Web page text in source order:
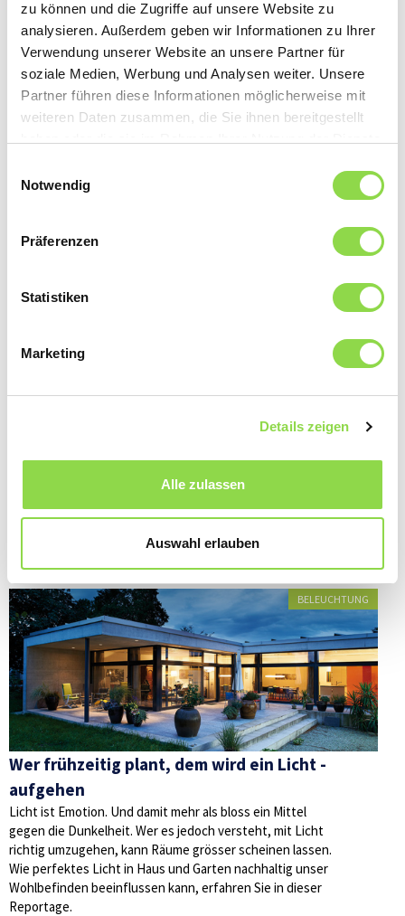
zu können und die Zugriffe auf unsere Website zu
analysieren. Außerdem geben wir Informationen zu Ihrer
Verwendung unserer Website an unsere Partner für
soziale Medien, Werbung und Analysen weiter. Unsere
Partner führen diese Informationen möglicherweise mit
weiteren Daten zusammen, die Sie ihnen bereitgestellt
Notwendig
Präferenzen
Statistiken
Marketing
Details zeigen
Alle zulassen
Auswahl erlauben
6. Bewegungsmelder im Flur
Schon mal nachts den Schalter im Flur gesucht, oder auf
der dunklen Kellertreppe gestolpert?
Bewegungsmelder in Kombination mit Flurlicht beugen
Unfällen vor.
BELEUCHTUNG
«Es ist besser, ein Licht zu entzünden, als auf die
Dunkelheit zu schimpfen». Das wusste bereits Konfuzius
vor Hunderten von Jahren. Und auch wenn sein Bezug
damals ein anderer war, so passt diese Aussage auch auf
das Thema Sicherheitsbeleuchtung.
BELEUCHTUNG
Wer frühzeitig plant, dem wird ein Licht ­
aufgehen
Licht ist Emotion. Und damit mehr als bloss ein Mittel
gegen die Dunkelheit. Wer es jedoch versteht, mit Licht
richtig umzugehen, kann Räume grösser scheinen lassen.
Wie perfektes Licht in Haus und Garten nachhaltig unser
Wohlbefinden beeinflussen kann, erfahren Sie in dieser
Reportage.